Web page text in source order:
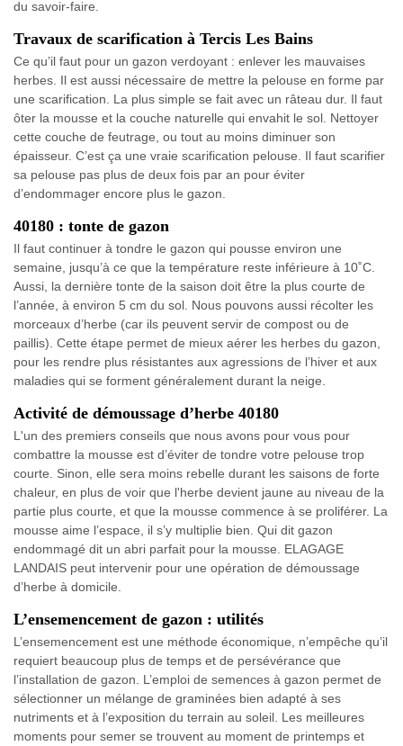
du savoir-faire.
Travaux de scarification à Tercis Les Bains
Ce qu’il faut pour un gazon verdoyant : enlever les mauvaises
herbes. Il est aussi nécessaire de mettre la pelouse en forme par
une scarification. La plus simple se fait avec un râteau dur. Il faut
ôter la mousse et la couche naturelle qui envahit le sol. Nettoyer
cette couche de feutrage, ou tout au moins diminuer son
épaisseur. C’est ça une vraie scarification pelouse. Il faut scarifier
sa pelouse pas plus de deux fois par an pour éviter
d’endommager encore plus le gazon.
40180 : tonte de gazon
Il faut continuer à tondre le gazon qui pousse environ une
semaine, jusqu’à ce que la température reste inférieure à 10˚C.
Aussi, la dernière tonte de la saison doit être la plus courte de
l’année, à environ 5 cm du sol. Nous pouvons aussi récolter les
morceaux d’herbe (car ils peuvent servir de compost ou de
paillis). Cette étape permet de mieux aérer les herbes du gazon,
pour les rendre plus résistantes aux agressions de l’hiver et aux
maladies qui se forment généralement durant la neige.
Activité de démoussage d’herbe 40180
L'un des premiers conseils que nous avons pour vous pour
combattre la mousse est d’éviter de tondre votre pelouse trop
courte. Sinon, elle sera moins rebelle durant les saisons de forte
chaleur, en plus de voir que l'herbe devient jaune au niveau de la
partie plus courte, et que la mousse commence à se proliférer. La
mousse aime l’espace, il s’y multiplie bien. Qui dit gazon
endommagé dit un abri parfait pour la mousse. ELAGAGE
LANDAIS peut intervenir pour une opération de démoussage
d’herbe à domicile.
L’ensemencement de gazon : utilités
L’ensemencement est une méthode économique, n’empêche qu’il
requiert beaucoup plus de temps et de persévérance que
l’installation de gazon. L’emploi de semences à gazon permet de
sélectionner un mélange de graminées bien adapté à ses
nutriments et à l’exposition du terrain au soleil. Les meilleures
moments pour semer se trouvent au moment de printemps et